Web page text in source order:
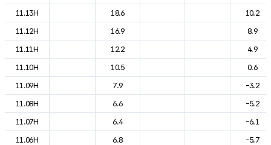
11.13H
18.6
10.2
11.12H
16.9
8.9
11.11H
12.2
4.9
11.10H
10.5
0.6
11.09H
7.9
-3.2
11.08H
6.6
-5.2
11.07H
6.4
-6.1
11.06H
6.8
-5.7